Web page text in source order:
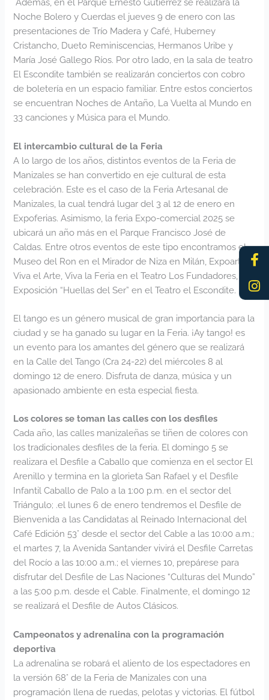
f
Además, en el Parque Ernesto Gutiérrez se realizará la
Noche Bolero y Cuerdas el jueves 9 de enero con las
presentaciones de Trío Madera y Café, Huberney
Cristancho, Dueto Reminiscencias, Hermanos Uribe y
María José Gallego Ríos. Por otro lado, en la sala de teatro
El Escondite también se realizarán conciertos con cobro
de boletería en un espacio familiar. Entre estos conciertos
se encuentran Noches de Antaño, La Vuelta al Mundo en
33 canciones y Música para el Mundo.
El intercambio cultural de la Feria
A lo largo de los años, distintos eventos de la Feria de
Manizales se han convertido en eje cultural de esta
celebración. Este es el caso de la Feria Artesanal de
Manizales, la cual tendrá lugar del 3 al 12 de enero en
Expoferias. Asimismo, la feria Expo-comercial 2025 se
ubicará un año más en el Parque Francisco José de
Caldas. Entre otros eventos de este tipo encontramos el
Museo del Ron en el Mirador de Niza en Milán, Expoarte:
Viva el Arte, Viva la Feria en el Teatro Los Fundadores,
Exposición “Huellas del Ser” en el Teatro el Escondite.
El tango es un género musical de gran importancia para la
ciudad y se ha ganado su lugar en la Feria. ¡Ay tango! es
un evento para los amantes del género que se realizará
en la Calle del Tango (Cra 24-22) del miércoles 8 al
domingo 12 de enero. Disfruta de danza, música y un
apasionado ambiente en esta especial fiesta.
Los colores se toman las calles con los desfiles
Cada año, las calles manizaleñas se tiñen de colores con
los tradicionales desfiles de la feria. El domingo 5 se
realizara el Desfile a Caballo que comienza en el sector El
Arenillo y termina en la glorieta San Rafael y el Desfile
Infantil Caballo de Palo a la 1:00 p.m. en el sector del
Triángulo; .el lunes 6 de enero tendremos el Desfile de
Bienvenida a las Candidatas al Reinado Internacional del
Café Edición 53° desde el sector del Cable a las 10:00 a.m.;
el martes 7, la Avenida Santander vivirá el Desfile Carretas
del Rocío a las 10:00 a.m.; el viernes 10, prepárese para
disfrutar del Desfile de Las Naciones “Culturas del Mundo”
a las 5:00 p.m. desde el Cable. Finalmente, el domingo 12
se realizará el Desfile de Autos Clásicos.
Campeonatos y adrenalina con la programación
deportiva
La adrenalina se robará el aliento de los espectadores en
la versión 68° de la Feria de Manizales con una
programación llena de ruedas, pelotas y victorias. El fútbol